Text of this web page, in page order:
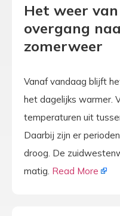
Het weer
overgang
zomerweer
Vanaf vandaag blijft
het dagelijks warmer.
temperaturen uit
Daarbij zijn er
droog. De
matig. Read More